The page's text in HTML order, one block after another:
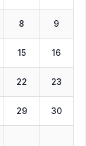
8 9
15 16
22 23
29 30